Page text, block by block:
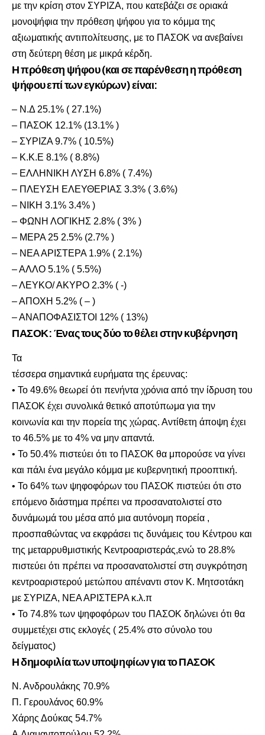
με την κρίση στον ΣΥΡΙΖΑ, που κατεβάζει σε οριακά
μονοψήφια την πρόθεση ψήφου για το κόμμα της
αξιωματικής αντιπολίτευσης, με το ΠΑΣΟΚ να ανεβαίνει
στη δεύτερη θέση με μικρά κέρδη.
Η πρόθεση ψήφου (και σε παρένθεση η πρόθεση
ψήφου επί των εγκύρων) είναι:
– Ν.Δ 25.1% ( 27.1%)
– ΠΑΣΟΚ 12.1% (13.1% )
– ΣΥΡΙΖΑ 9.7% ( 10.5%)
– Κ.Κ.Ε 8.1% ( 8.8%)
– ΕΛΛΗΝΙΚΗ ΛΥΣΗ 6.8% ( 7.4%)
– ΠΛΕΥΣΗ ΕΛΕΥΘΕΡΙΑΣ 3.3% ( 3.6%)
– ΝΙΚΗ 3.1% 3.4% )
– ΦΩΝΗ ΛΟΓΙΚΗΣ 2.8% ( 3% )
– ΜΕΡΑ 25 2.5% (2.7% )
– ΝΕΑ ΑΡΙΣΤΕΡΑ 1.9% ( 2.1%)
– ΑΛΛΟ 5.1% ( 5.5%)
– ΛΕΥΚΟ/ ΑΚΥΡΟ 2.3% ( -)
– ΑΠΟΧΗ 5.2% ( – )
– ΑΝΑΠΟΦΑΣΙΣΤΟΙ 12% ( 13%)
ΠΑΣΟΚ: Ένας τους δύο το θέλει στην κυβέρνηση
Τα
τέσσερα σημαντικά ευρήματα της έρευνας:
• Το 49.6% θεωρεί ότι πενήντα χρόνια από την ίδρυση του
ΠΑΣΟΚ έχει συνολικά θετικό αποτύπωμα για την
κοινωνία και την πορεία της χώρας. Αντίθετη άποψη έχει
το 46.5% με το 4% να μην απαντά.
• Το 50.4% πιστεύει ότι το ΠΑΣΟΚ θα μπορούσε να γίνει
και πάλι ένα μεγάλο κόμμα με κυβερνητική προοπτική.
• Το 64% των ψηφοφόρων του ΠΑΣΟΚ πιστεύει ότι στο
επόμενο διάστημα πρέπει να προσανατολιστεί στο
δυνάμωμά του μέσα από μια αυτόνομη πορεία ,
προσπαθώντας να εκφράσει τις δυνάμεις του Κέντρου και
της μεταρρυθμιστικής Κεντροαριστεράς,ενώ το 28.8%
πιστεύει ότι πρέπει να προσανατολιστεί στη συγκρότηση
κεντροαριστερού μετώπου απέναντι στον Κ. Μητσοτάκη
με ΣΥΡΙΖΑ, ΝΕΑ ΑΡΙΣΤΕΡΑ κ.λ.π
• Το 74.8% των ψηφοφόρων του ΠΑΣΟΚ δηλώνει ότι θα
συμμετέχει στις εκλογές ( 25.4% στο σύνολο του
δείγματος)
Η δημοφιλία των υποψηφίων για το ΠΑΣΟΚ
Ν. Ανδρουλάκης 70.9%
Π. Γερουλάνος 60.9%
Χάρης Δούκας 54.7%